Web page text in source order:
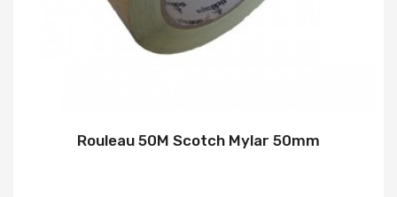
Rouleau 50M Scotch Mylar 50mm